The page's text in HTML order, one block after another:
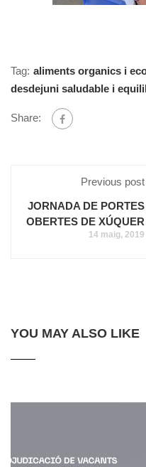
Tag: aliments organics i
desdejuni saludable i
Share:
Previous post
JORNADA DE PORTES
OBERTES DE XÚQUER
14 maig, 2019
YOU MAY ALSO LIKE